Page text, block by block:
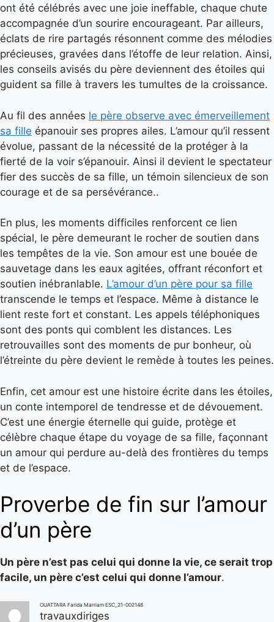
ont été célébrés avec une joie ineffable, chaque chute
accompagnée d’un sourire encourageant. Par ailleurs,
éclats de rire partagés résonnent comme des mélodies
précieuses, gravées dans l’étoffe de leur relation. Ainsi,
les conseils avisés du père deviennent des étoiles qui
guident sa fille à travers les tumultes de la croissance.
Au fil des années le père observe avec émerveillement
sa fille épanouir ses propres ailes. L’amour qu’il ressent
évolue, passant de la nécessité de la protéger à la
fierté de la voir s’épanouir. Ainsi il devient le spectateur
fier des succès de sa fille, un témoin silencieux de son
courage et de sa persévérance..
En plus, les moments difficiles renforcent ce lien
spécial, le père demeurant le rocher de soutien dans
les tempêtes de la vie. Son amour est une bouée de
sauvetage dans les eaux agitées, offrant réconfort et
soutien inébranlable. L’amour d’un père pour sa fille
transcende le temps et l’espace. Même à distance le
lient reste fort et constant. Les appels téléphoniques
sont des ponts qui comblent les distances. Les
retrouvailles sont des moments de pur bonheur, où
l’étreinte du père devient le remède à toutes les peines.
Enfin, cet amour est une histoire écrite dans les étoiles,
un conte intemporel de tendresse et de dévouement.
C’est une énergie éternelle qui guide, protège et
célèbre chaque étape du voyage de sa fille, façonnant
un amour qui perdure au-delà des frontières du temps
et de l’espace.
Proverbe de fin sur l’amour
d’un père
Un père n’est pas celui qui donne la vie, ce serait trop
facile, un père c’est celui qui donne l’amour.
OUATTARA Farida Marriam ESC_21-002148
travauxdiriges